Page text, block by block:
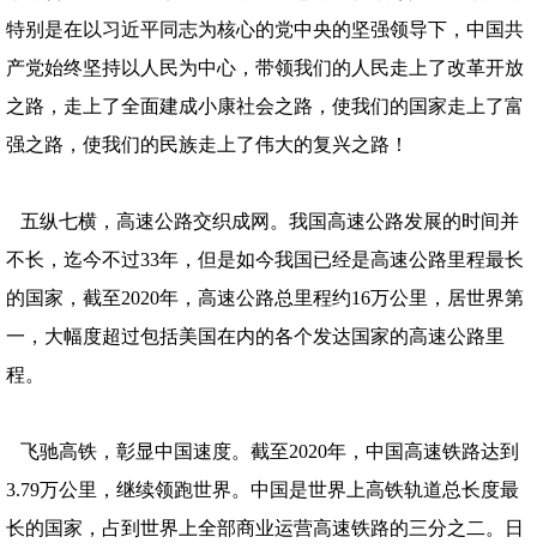
特别是在以习近平同志为核心的党中央的坚强领导下，中国共
产党始终坚持以人民为中心，带领我们的人民走上了改革开放
之路，走上了全面建成小康社会之路，使我们的国家走上了富
强之路，使我们的民族走上了伟大的复兴之路！
五纵七横，高速公路交织成网。我国高速公路发展的时间并
不长，迄今不过33年，但是如今我国已经是高速公路里程最长
的国家，截至2020年，高速公路总里程约16万公里，居世界第
一，大幅度超过包括美国在内的各个发达国家的高速公路里
程。
飞驰高铁，彰显中国速度。截至2020年，中国高速铁路达到
3.79万公里，继续领跑世界。中国是世界上高铁轨道总长度最
长的国家，占到世界上全部商业运营高速铁路的三分之二。日